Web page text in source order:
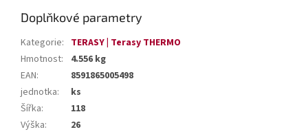
Doplňkové parametry
Kategorie: TERASY | Terasy THERMO
Hmotnost:
4.556 kg
EAN:
8591865005498
jednotka:
ks
Šířka:
118
Výška:
26